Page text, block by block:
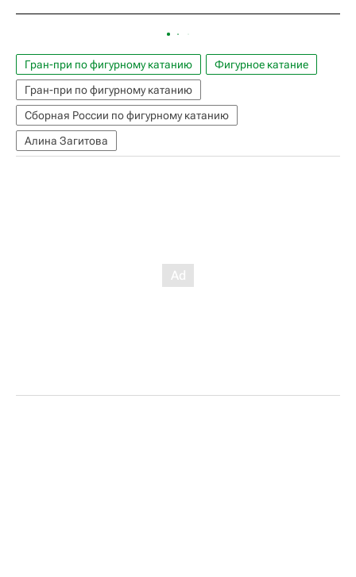
Гран-при по фигурному катанию
Фигурное катание
Гран-при по фигурному катанию
Сборная России по фигурному катанию
Алина Загитова